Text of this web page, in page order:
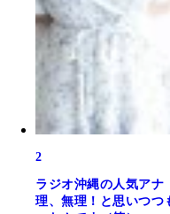
2
ラジオ沖縄の人気アナ
理、無理！と思いつつ